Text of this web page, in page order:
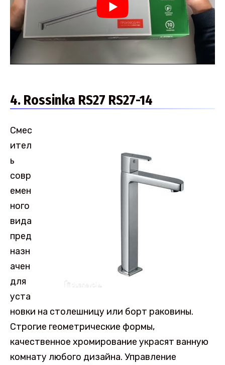
4. Rossinka RS27 RS27-14
Смес
ител
ь
совр
емен
ного
вида
пред
назн
ачен
для
уста
новки на столешницу или борт раковины.
Строгие геометрические формы,
качественное хромирование украсят ванную
комнату любого дизайна. Управление